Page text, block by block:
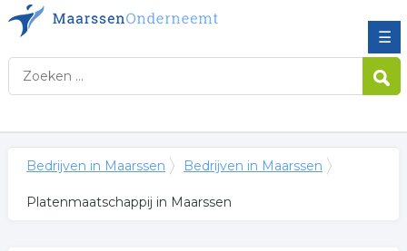
☰
Bedrijven in Maarssen Bedrijven in Maarssen
Platenmaatschappij in Maarssen